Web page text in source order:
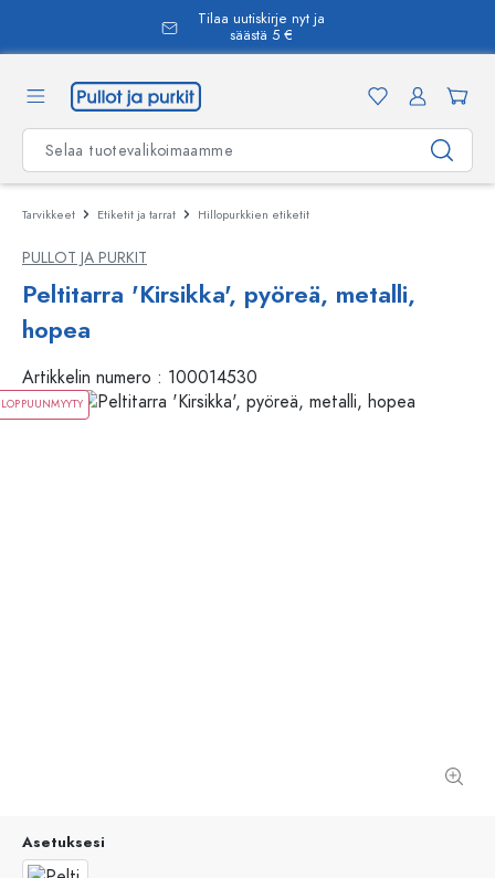
Tilaa uutiskirje nyt ja
säästä 5 €
Tarvikkeet Etiketit ja tarrat Hillopurkkien etiketit
PULLOT JA PURKIT
Peltitarra 'Kirsikka', pyöreä, metalli,
hopea
Artikkelin numero : 100014530
LOPPUUNMYYTY
Asetuksesi